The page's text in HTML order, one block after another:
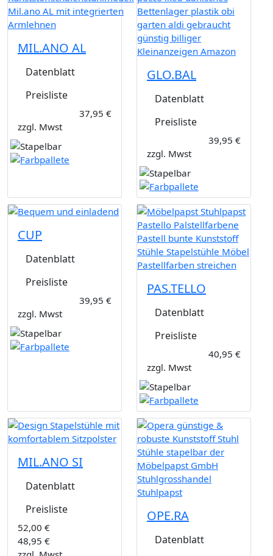
MIL.ANO AL
Datenblatt
Preisliste
37,95 €
zzgl. Mwst
GLO.BAL
Datenblatt
Preisliste
39,95 €
zzgl. Mwst
CUP
Datenblatt
Preisliste
39,95 €
zzgl. Mwst
PAS.TELLO
Datenblatt
Preisliste
40,95 €
zzgl. Mwst
MIL.ANO SI
Datenblatt
Preisliste
52,00 €
48,95 €
OPE.RA
Datenblatt